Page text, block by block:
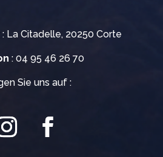
: La Citadelle, 20250 Corte
: 04 95 46 26 70
Sie uns auf :